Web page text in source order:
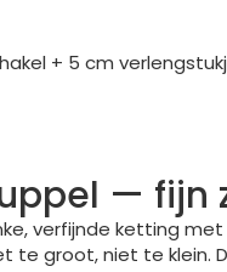
+ 5 cm
— fijn
verfijnde ketting
groot, niet te klein.